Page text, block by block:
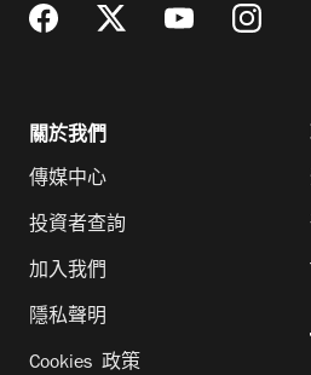
關於我們
傳媒中心
投資者查詢
加入我們
隱私聲明
Cookies 政策